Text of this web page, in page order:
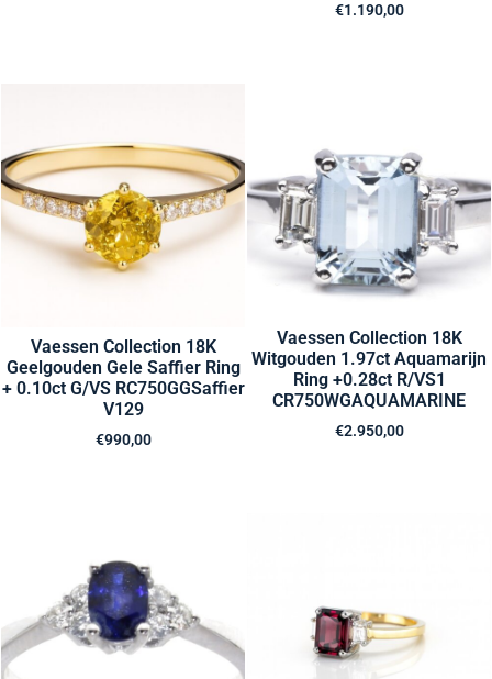
€1.190,00
Vaessen Collection 18K
Geelgouden Gele Saffier Ring
+ 0.10ct G/VS RC750GGSaffier
V129
€990,00
Vaessen Collection 18K
Witgouden 1.97ct Aquamarijn
Ring +0.28ct R/VS1
CR750WGAQUAMARINE
€2.950,00